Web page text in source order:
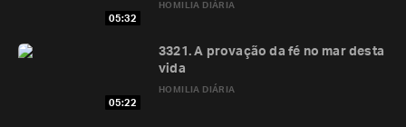
05:32
HOMILIA DIÁRIA
05:22
HOMILIA DIÁRIA
3321. A provação da fé no mar desta
vida